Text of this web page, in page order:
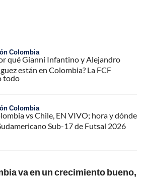
Colombia
qué Gianni Infantino y Alejandro
están en Colombia? La FCF
todo
Colombia
vs Chile, EN VIVO; hora y dónde
Sub-17 de Futsal 2026
va en un crecimiento bueno,